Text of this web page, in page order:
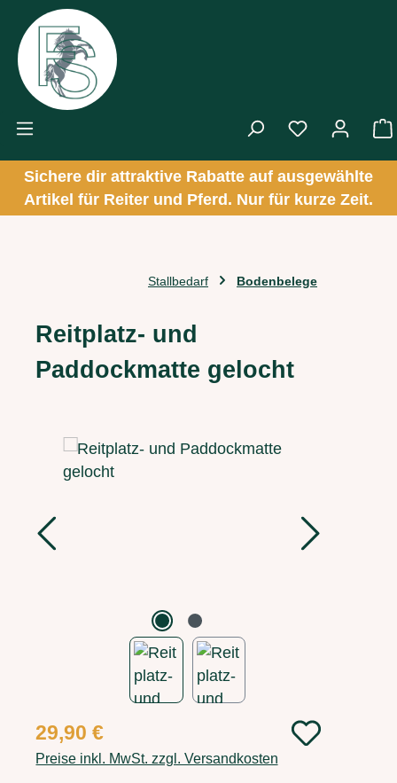
Zum Hauptinhalt springen
Sichere dir attraktive Rabatte auf ausgewählte
Artikel für Reiter und Pferd. Nur für kurze Zeit.
Stallbedarf Bodenbelege
Reitplatz- und
Paddockmatte gelocht
Bildergalerie überspringen
Regulärer Preis:
29,90 €
Preise inkl. MwSt. zzgl. Versandkosten